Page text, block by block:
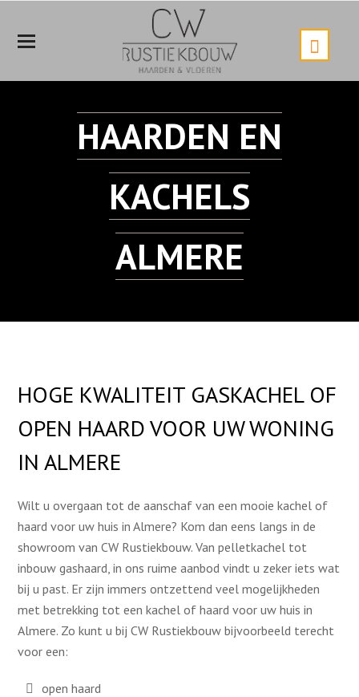
HAARDEN EN
KACHELS
ALMERE
HOGE KWALITEIT GASKACHEL OF
OPEN HAARD VOOR UW WONING
IN ALMERE
Wilt u overgaan tot de aanschaf van een mooie kachel of
haard voor uw huis in Almere? Kom dan eens langs in de
showroom van CW Rustiekbouw. Van pelletkachel tot
inbouw gashaard, in ons ruime aanbod vindt u zeker iets wat
bij u past. Er zijn immers ontzettend veel mogelijkheden
met betrekking tot een kachel of haard voor uw huis in
Almere. Zo kunt u bij CW Rustiekbouw bijvoorbeeld terecht
voor een:
open haard